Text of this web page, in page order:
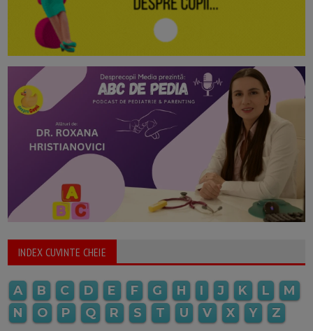
INDEX CUVINTE CHEIE
A B C D E F G H I J K L
M
N
O P Q R S T U V X Y Z